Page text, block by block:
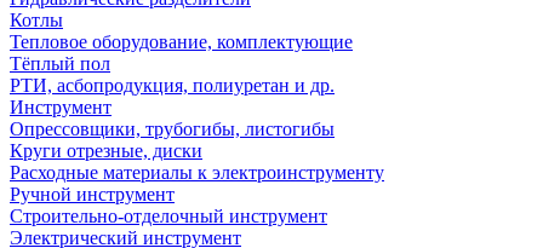
Котлы
Тепловое оборудование, комплектующие
Тёплый пол
РТИ, асбопродукция, полиуретан и др.
Инструмент
Опрессовщики, трубогибы, листогибы
Круги отрезные, диски
Расходные материалы к электроинструменту
Ручной инструмент
Строительно-отделочный инструмент
Электрический инструмент